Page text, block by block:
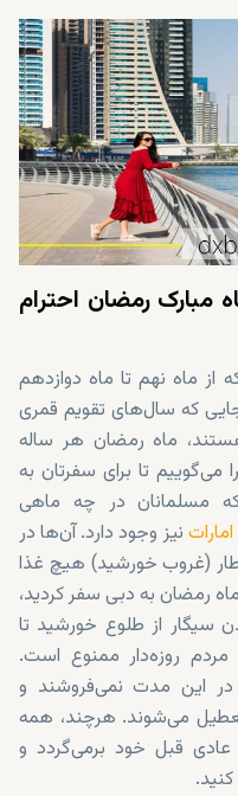
مبارک رمضان احترام
ماه نهم تا ماه دوازدهم
که سال‌های تقویم قمری
ماه رمضان هر ساله
تا برای سفرتان به
مسلمانان در چه ماهی
نیز وجود دارد. آن‌ها در
(غروب خورشید) هیچ غذا
رمضان به دبی سفر کردید،
سیگار از طلوع خورشید تا
روزه‌دار ممنوع است.
در این مدت نمی‌فروشند و
تعطیل می‌شوند. هرچند، همه
قبل خود برمی‌گردد و